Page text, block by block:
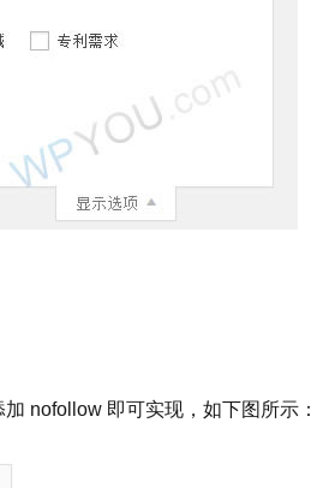
nofollow 即可实现，如下图所示：